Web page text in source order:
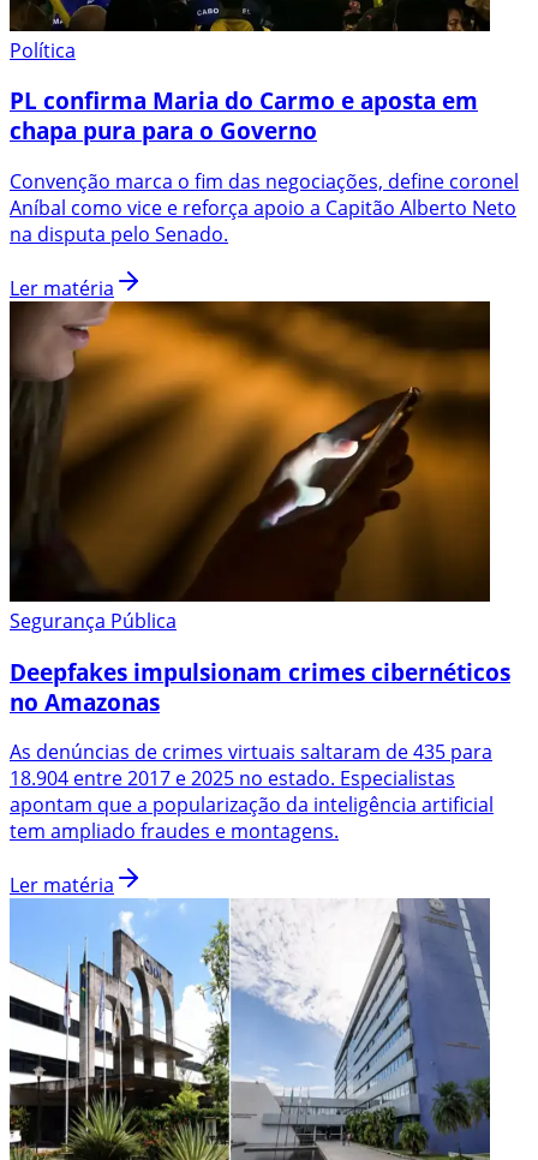
Política
PL confirma Maria do Carmo e aposta em
chapa pura para o Governo
Convenção marca o fim das negociações, define coronel
Aníbal como vice e reforça apoio a Capitão Alberto Neto
na disputa pelo Senado.
Ler matéria
Segurança Pública
Deepfakes impulsionam crimes cibernéticos
no Amazonas
As denúncias de crimes virtuais saltaram de 435 para
18.904 entre 2017 e 2025 no estado. Especialistas
apontam que a popularização da inteligência artificial
tem ampliado fraudes e montagens.
Ler matéria